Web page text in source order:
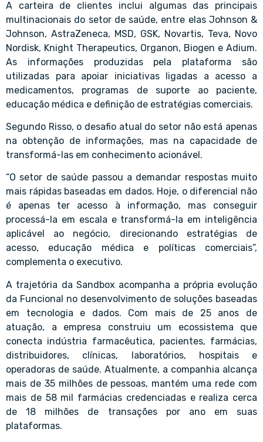
A carteira de clientes inclui algumas das principais
multinacionais do setor de saúde, entre elas Johnson &
Johnson, AstraZeneca, MSD, GSK, Novartis, Teva, Novo
Nordisk, Knight Therapeutics, Organon, Biogen e Adium.
As informações produzidas pela plataforma são
utilizadas para apoiar iniciativas ligadas a acesso a
medicamentos, programas de suporte ao paciente,
educação médica e definição de estratégias comerciais.
Segundo Risso, o desafio atual do setor não está apenas
na obtenção de informações, mas na capacidade de
transformá-las em conhecimento acionável.
“O setor de saúde passou a demandar respostas muito
mais rápidas baseadas em dados. Hoje, o diferencial não
é apenas ter acesso à informação, mas conseguir
processá-la em escala e transformá-la em inteligência
aplicável ao negócio, direcionando estratégias de
acesso, educação médica e políticas comerciais”,
complementa o executivo.
A trajetória da Sandbox acompanha a própria evolução
da Funcional no desenvolvimento de soluções baseadas
em tecnologia e dados. Com mais de 25 anos de
atuação, a empresa construiu um ecossistema que
conecta indústria farmacêutica, pacientes, farmácias,
distribuidores, clínicas, laboratórios, hospitais e
operadoras de saúde. Atualmente, a companhia alcança
mais de 35 milhões de pessoas, mantém uma rede com
mais de 58 mil farmácias credenciadas e realiza cerca
de 18 milhões de transações por ano em suas
plataformas.